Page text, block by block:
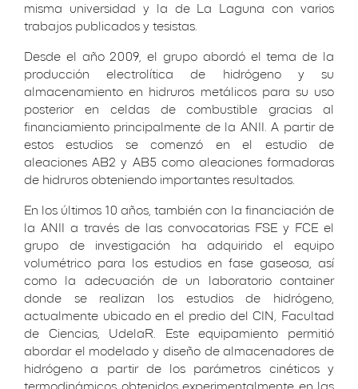
misma universidad y la de La Laguna con varios
trabajos publicados y tesistas.
Desde el año 2009, el grupo abordó el tema de la
producción electrolítica de hidrógeno y su
almacenamiento en hidruros metálicos para su uso
posterior en celdas de combustible gracias al
financiamiento principalmente de la ANII. A partir de
estos estudios se comenzó en el estudio de
aleaciones AB2 y AB5 como aleaciones formadoras
de hidruros obteniendo importantes resultados.
En los últimos 10 años, también con la financiación de
la ANII a través de las convocatorias FSE y FCE el
grupo de investigación ha adquirido el equipo
volumétrico para los estudios en fase gaseosa, así
como la adecuación de un laboratorio container
donde se realizan los estudios de hidrógeno,
actualmente ubicado en el predio del CIN, Facultad
de Ciencias, UdelaR. Este equipamiento permitió
abordar el modelado y diseño de almacenadores de
hidrógeno a partir de los parámetros cinéticos y
termodinámicos obtenidos experimentalmente en las